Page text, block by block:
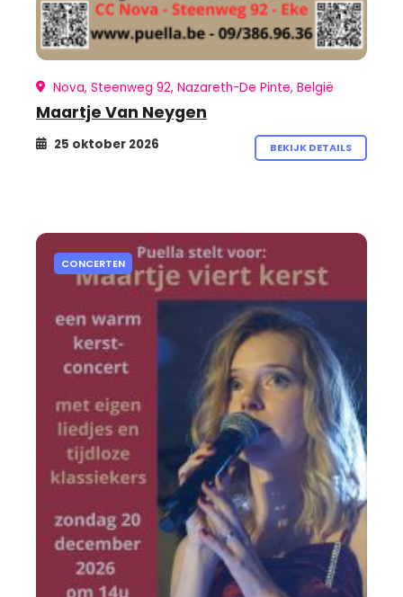
Nova, Steenweg 92, Nazareth-De Pinte, België
Maartje Van Neygen
25 oktober 2026 BEKIJK DETAILS
CONCERTEN